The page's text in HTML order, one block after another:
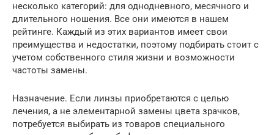
несколько категорий: для однодневного, месячного и
длительного ношения. Все они имеются в нашем
рейтинге. Каждый из этих вариантов имеет свои
преимущества и недостатки, поэтому подбирать стоит с
учетом собственного стиля жизни и возможности
частоты замены.
Назначение. Если линзы приобретаются с целью
лечения, а не элементарной замены цвета зрачков,
потребуется выбирать из товаров специального